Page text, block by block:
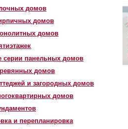
домов
домов
домов
серии панельных домов
домов
и загородных домов
домов
и перепланировка